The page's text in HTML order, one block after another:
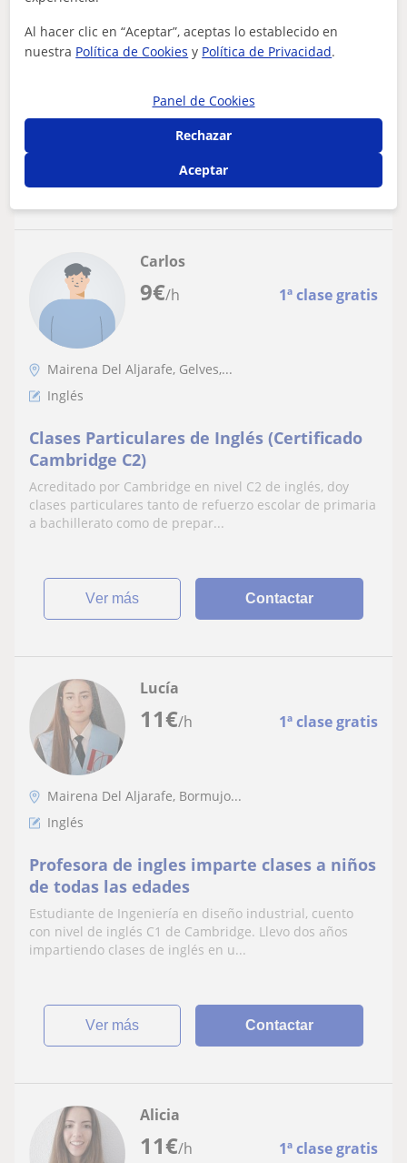
Profesora de Inglés para niños de
educación primaria
Me adapto a las necesidades de cada niño, ofreciendo
experiencia en apoyo escolar, nivel...
9€/h 1ª clase gratis
Carlos
Mairena Del Aljarafe, Gelves,...
Inglés
Clases Particulares de Inglés (Certificado
Cambridge C2)
Acreditado por Cambridge en nivel C2 de inglés, doy
clases particulares tanto de refuerzo escolar de primaria
a bachillerato como de prepar...
ver más Contactar
11€/h 1ª clase gratis
Lucía
Mairena Del Aljarafe, Bormujo...
Inglés
Profesora de ingles imparte clases a niños
de todas las edades
Estudiante de Ingeniería en diseño industrial, cuento
con nivel de inglés C1 de Cambridge. Llevo dos años
impartiendo clases de inglés en u...
ver más Contactar
11€/h 1ª clase gratis
Alicia
Al hacer clic en “Aceptar”, aceptas lo establecido en
nuestra Política de Cookies y Política de Privacidad.
Panel de Cookies
Rechazar
Aceptar